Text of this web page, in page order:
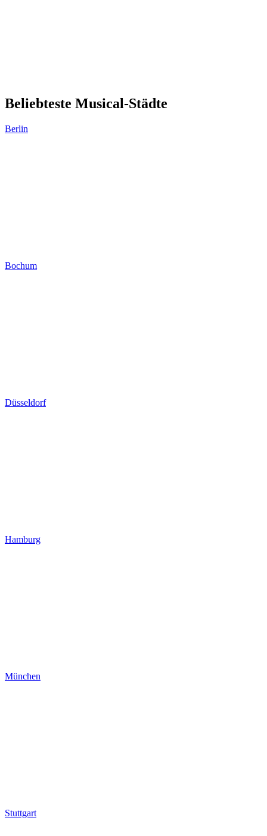
Beliebteste Musical-Städte
Berlin
Bochum
Düsseldorf
Hamburg
München
Stuttgart